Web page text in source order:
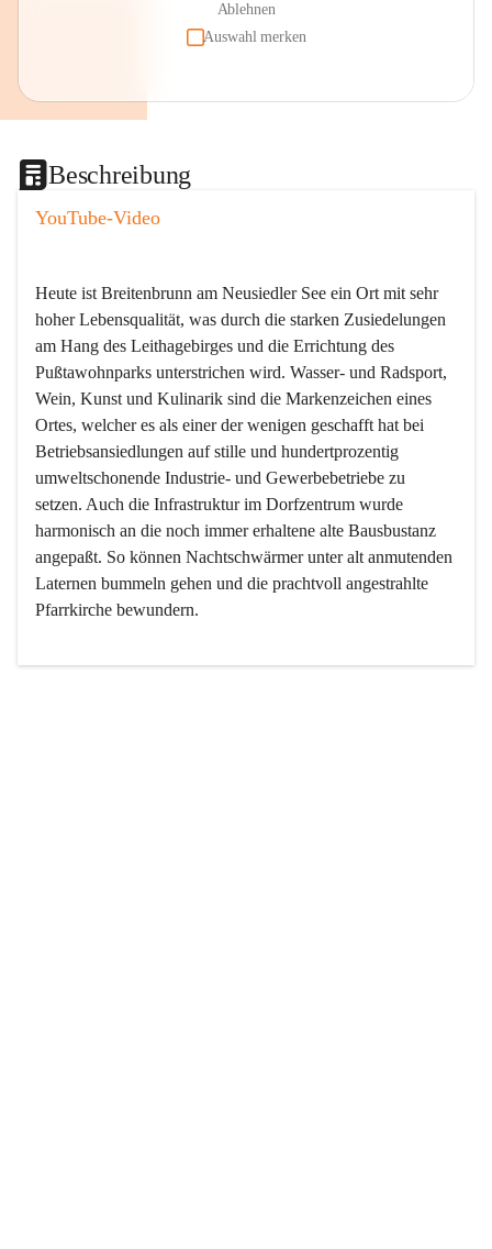
Ablehnen
Auswahl merken
Beschreibung
YouTube-Video
Heute ist Breitenbrunn am Neusiedler See ein Ort mit sehr
hoher Lebensqualität, was durch die starken Zusiedelungen
am Hang des Leithagebirges und die Errichtung des
Pußtawohnparks unterstrichen wird. Wasser- und Radsport,
Wein, Kunst und Kulinarik sind die Markenzeichen eines
Ortes, welcher es als einer der wenigen geschafft hat bei
Betriebsansiedlungen auf stille und hundertprozentig
umweltschonende Industrie- und Gewerbebetriebe zu
setzen. Auch die Infrastruktur im Dorfzentrum wurde
harmonisch an die noch immer erhaltene alte Bausbustanz
angepaßt. So können Nachtschwärmer unter alt anmutenden
Laternen bummeln gehen und die prachtvoll angestrahlte
Pfarrkirche bewundern.
Der Weinbau dominert heute nicht mehr, ist aber integrativer